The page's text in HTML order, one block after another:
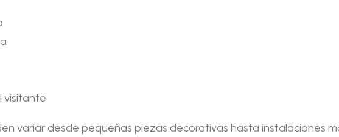
visitante
variar desde pequeñas piezas decorativas hasta instalaciones